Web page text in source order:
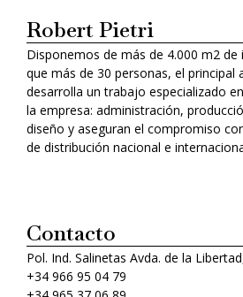
Robert Pietri
Disponemos de más de 4.000 m2 de
que más de 30 personas, el principal
desarrolla un trabajo especializado
la empresa: administración,
diseño y aseguran el compromiso
de distribución nacional e
Contacto
Pol. Ind. Salinetas Avda. de la
+34 966 95 04 79